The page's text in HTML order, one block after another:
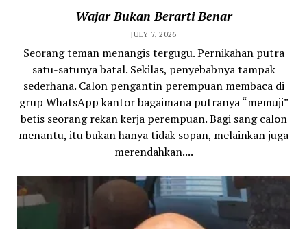
Wajar Bukan Berarti Benar
JULY 7, 2026
Seorang teman menangis tergugu. Pernikahan putra
satu-satunya batal. Sekilas, penyebabnya tampak
sederhana. Calon pengantin perempuan membaca di
grup WhatsApp kantor bagaimana putranya “memuji”
betis seorang rekan kerja perempuan. Bagi sang calon
menantu, itu bukan hanya tidak sopan, melainkan juga
merendahkan....